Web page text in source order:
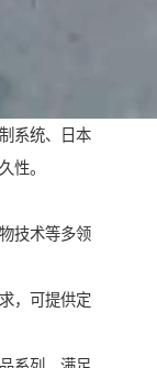
系统、日本
性。
技术等多领
，可提供定